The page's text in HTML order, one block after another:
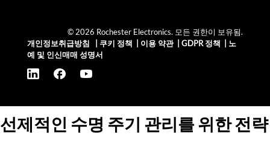
© 2026 Rochester Electronics. 모든 권한이 보유됨.
개인정보취급방침
쿠키 정책 이용 약관| GDPR 정책
노
예 및 인신매매 성명서
선제적인 수명 주기 관리를 위한 전략